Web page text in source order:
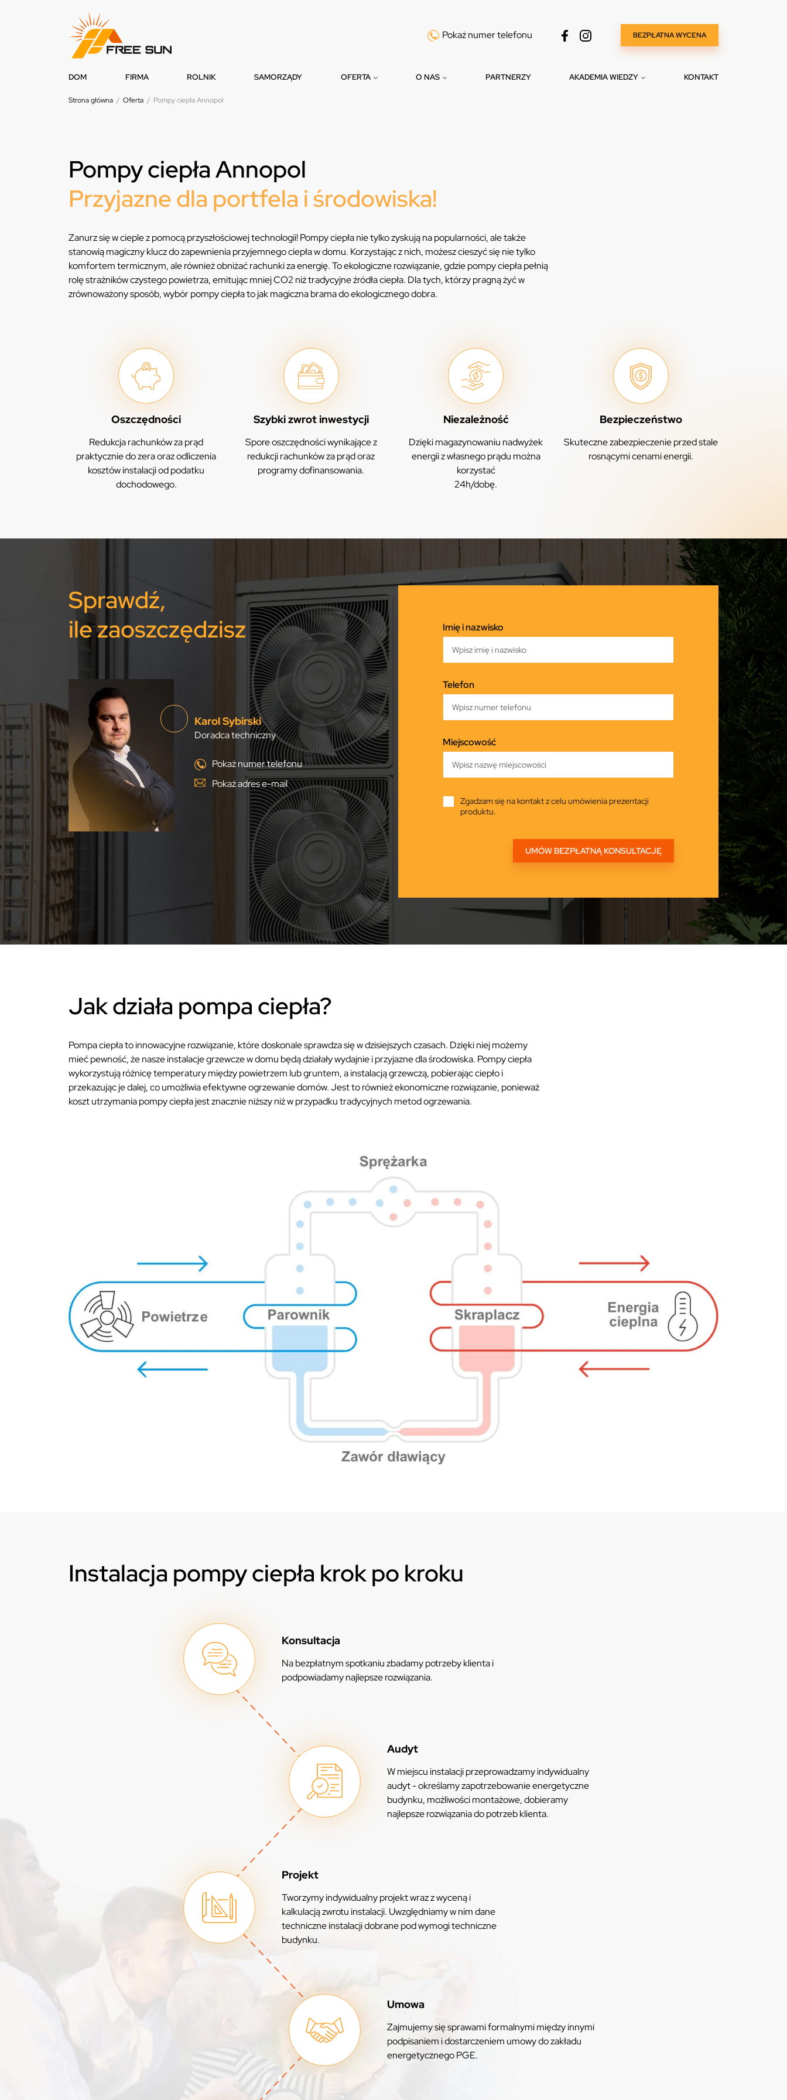
Pokaż numer telefonu BEZPŁATNA WYCENA
DOM FIRMA ROLNIK SAMORZĄDY OFERTA O NAS PARTNERZY AKADEMIA WIEDZY KONTAKT
Strona główna / Oferta / Pompy ciepła Annopol
Pompy ciepła Annopol
Przyjazne dla portfela i środowiska!
Zanurz się w cieple z pomocą przyszłościowej technologii! Pompy ciepła nie tylko zyskują na popularności, ale także
stanowią magiczny klucz do zapewnienia przyjemnego ciepła w domu. Korzystając z nich, możesz cieszyć się nie tylko
komfortem termicznym, ale również obniżać rachunki za energię. To ekologiczne rozwiązanie, gdzie pompy ciepła pełnią
rolę strażników czystego powietrza, emitując mniej CO2 niż tradycyjne źródła ciepła. Dla tych, którzy pragną żyć w
zrównoważony sposób, wybór pompy ciepła to jak magiczna brama do ekologicznego dobra.
Oszczędności
Redukcja rachunków za prąd
praktycznie do zera oraz odliczenia
kosztów instalacji od podatku
dochodowego.
Szybki zwrot inwestycji
Spore oszczędności wynikające z
redukcji rachunków za prąd oraz
programy dofinansowania.
Niezależność
Dzięki magazynowaniu nadwyżek
energii z własnego prądu można
korzystać
24h/dobę.
Bezpieczeństwo
Skuteczne zabezpieczenie przed stale
rosnącymi cenami energii.
Sprawdź,
ile zaoszczędzisz
Karol Sybirski
Doradca techniczny
Pokaż numer telefonu
Pokaż adres e-mail
Imię i nazwisko
Telefon
Miejscowość
Zgadzam się na kontakt z celu umówienia prezentacji
produktu.
Jak działa pompa ciepła?
Pompa ciepła to innowacyjne rozwiązanie, które doskonale sprawdza się w dzisiejszych czasach. Dzięki niej możemy
mieć pewność, że nasze instalacje grzewcze w domu będą działały wydajnie i przyjazne dla środowiska. Pompy ciepła
wykorzystują różnicę temperatury między powietrzem lub gruntem, a instalacją grzewczą, pobierając ciepło i
przekazując je dalej, co umożliwia efektywne ogrzewanie domów. Jest to również ekonomiczne rozwiązanie, ponieważ
koszt utrzymania pompy ciepła jest znacznie niższy niż w przypadku tradycyjnych metod ogrzewania.
Instalacja pompy ciepła krok po kroku
Konsultacja
Na bezpłatnym spotkaniu zbadamy potrzeby klienta i
podpowiadamy najlepsze rozwiązania.
Audyt
W miejscu instalacji przeprowadzamy indywidualny
audyt - określamy zapotrzebowanie energetyczne
budynku, możliwości montażowe, dobieramy
najlepsze rozwiązania do potrzeb klienta.
Projekt
Tworzymy indywidualny projekt wraz z wyceną i
kalkulacją zwrotu instalacji. Uwzględniamy w nim dane
techniczne instalacji dobrane pod wymogi techniczne
budynku.
Umowa
Zajmujemy się sprawami formalnymi między innymi
podpisaniem i dostarczeniem umowy do zakładu
energetycznego PGE.